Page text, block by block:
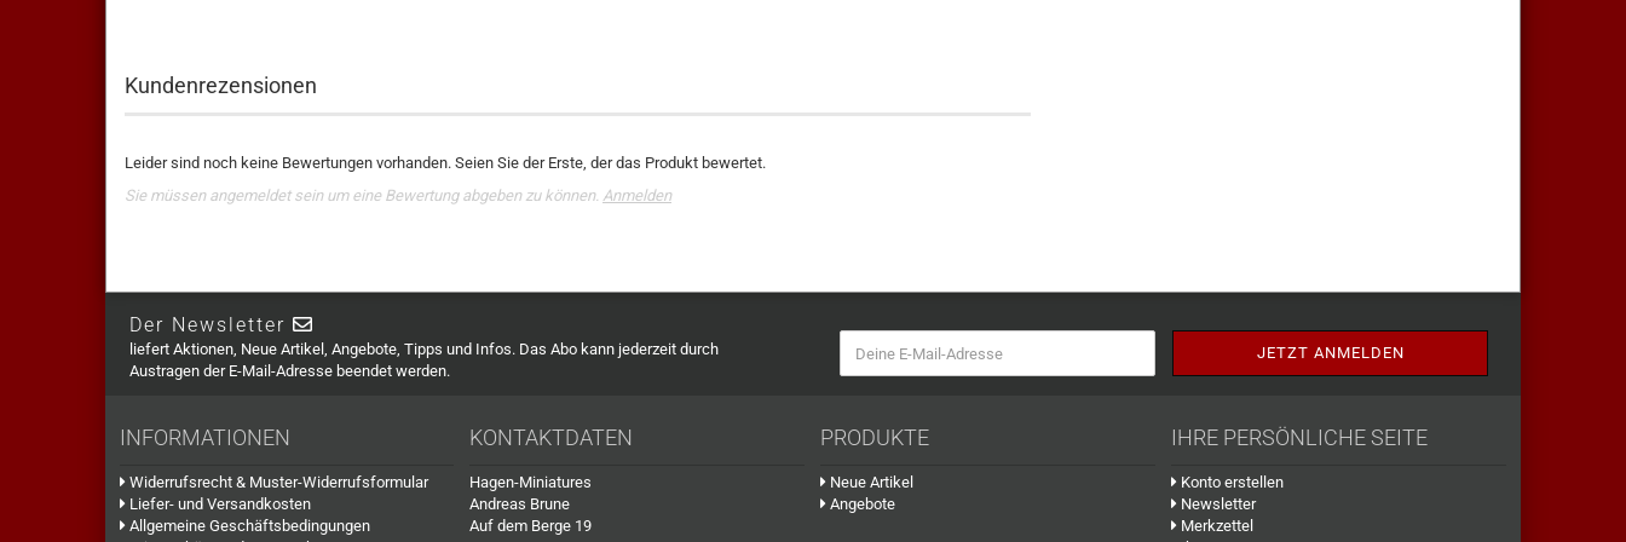
Kundenrezensionen
Leider sind noch keine Bewertungen vorhanden. Seien Sie der Erste, der das Produkt bewertet.
Sie müssen angemeldet sein um eine Bewertung abgeben zu können. Anmelden
Der Newsletter
liefert Aktionen, Neue Artikel, Angebote, Tipps und Infos. Das Abo kann jederzeit durch
Austragen der E-Mail-Adresse beendet werden.
INFORMATIONEN
Widerrufsrecht & Muster-Widerrufsformular
Liefer- und Versandkosten
Allgemeine Geschäftsbedingungen
KONTAKTDATEN
Hagen-Miniatures
Andreas Brune
Auf dem Berge 19
PRODUKTE
Neue Artikel
Angebote
IHRE PERSÖNLICHE SEITE
Konto erstellen
Newsletter
Merkzettel